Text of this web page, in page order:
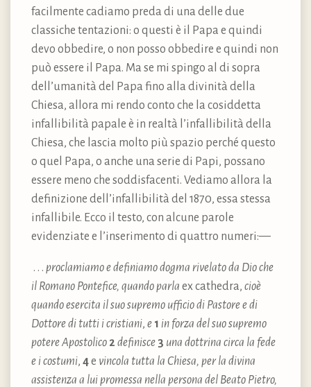
facilmente cadiamo preda di una delle due
classiche tentazioni: o questi è il Papa e quindi
devo obbedire, o non posso obbedire e quindi non
può essere il Papa. Ma se mi spingo al di sopra
dell’umanità del Papa fino alla divinità della
Chiesa, allora mi rendo conto che la cosiddetta
infallibilità papale è in realtà l’infallibilità della
Chiesa, che lascia molto più spazio perché questo
o quel Papa, o anche una serie di Papi, possano
essere meno che soddisfacenti. Vediamo allora la
definizione dell’infallibilità del 1870, essa stessa
infallibile. Ecco il testo, con alcune parole
evidenziate e l’inserimento di quattro numeri: —
. . . proclamiamo e definiamo dogma rivelato da Dio che
il Romano Pontefice, quando parla ex cathedra, cioè
quando esercita il suo supremo ufficio di Pastore e di
Dottore di tutti i cristiani, e 1 in forza del suo supremo
potere Apostolico 2 definisce 3 una dottrina circa la fede
e i costumi, 4e vincola tutta la Chiesa, per la divina
assistenza a lui promessa nella persona del Beato Pietro,